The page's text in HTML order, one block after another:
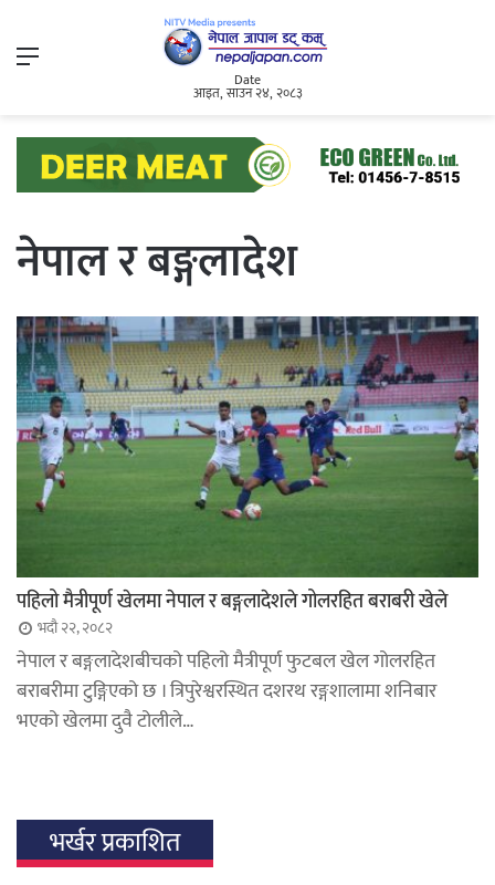
Menu
Date
आइत, साउन २४, २०८३
नेपाल र बङ्गलादेश
पहिलो मैत्रीपूर्ण खेलमा नेपाल र बङ्गलादेशले गोलरहित बराबरी खेले
भदौ २२, २०८२
नेपाल र बङ्गलादेशबीचको पहिलो मैत्रीपूर्ण फुटबल खेल गोलरहित
बराबरीमा टुङ्गिएको छ । त्रिपुरेश्वरस्थित दशरथ रङ्गशालामा शनिबार
भएको खेलमा दुवै टोलीले…
भर्खर प्रकाशित